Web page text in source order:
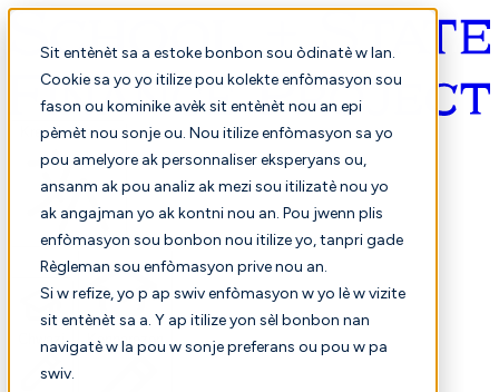
Sit entènèt sa a estoke bonbon sou òdinatè w lan.
Cookie sa yo yo itilize pou kolekte enfòmasyon sou
fason ou kominike avèk sit entènèt nou an epi
pèmèt nou sonje ou. Nou itilize enfòmasyon sa yo
pou amelyore ak personnaliser eksperyans ou,
ansanm ak pou analiz ak mezi sou itilizatè nou yo
ak angajman yo ak kontni nou an. Pou jwenn plis
enfòmasyon sou bonbon nou itilize yo, tanpri gade
Règleman sou enfòmasyon prive nou an.
Si w refize, yo p ap swiv enfòmasyon w yo lè w vizite
sit entènèt sa a. Y ap itilize yon sèl bonbon nan
navigatè w la pou w sonje preferans ou pou w pa
swiv.
Kreyòl ayisyen
Konparezon